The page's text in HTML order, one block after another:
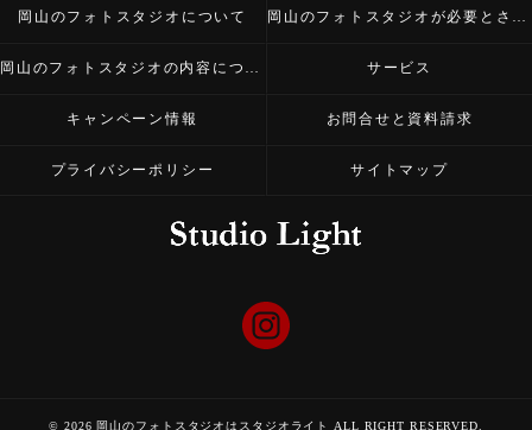
岡山のフォトスタジオについて 岡山のフォトスタジオが必要とされる理由
岡山のフォトスタジオの内容について サービス
キャンペーン情報 お問合せと資料請求
プライバシーポリシー サイトマップ
© 2026 岡山のフォトスタジオはスタジオライト ALL RIGHT RESERVED.